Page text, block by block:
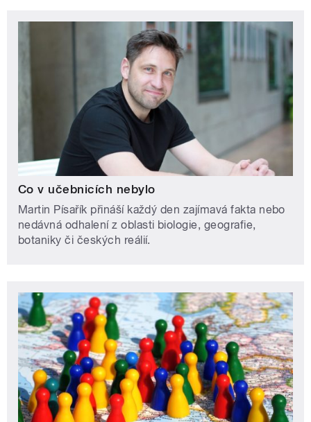
Co v učebnicích nebylo
Martin Písařík přináší každý den zajímavá fakta nebo
nedávná odhalení z oblasti biologie, geografie,
botaniky či českých reálií.